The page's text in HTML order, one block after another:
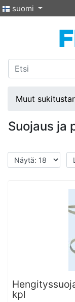
suomi
Muut
Suojaus ja
kpl